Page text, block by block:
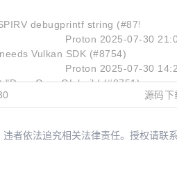
debugprintf string (#8752)
Proton 2025-07-30
Vulkan SDK (#8754)
Proton 2025-07-30
"Drop OpenGL build (#8751)"
2025-07-30源码下
者依法追究相关法律责任。授权请联